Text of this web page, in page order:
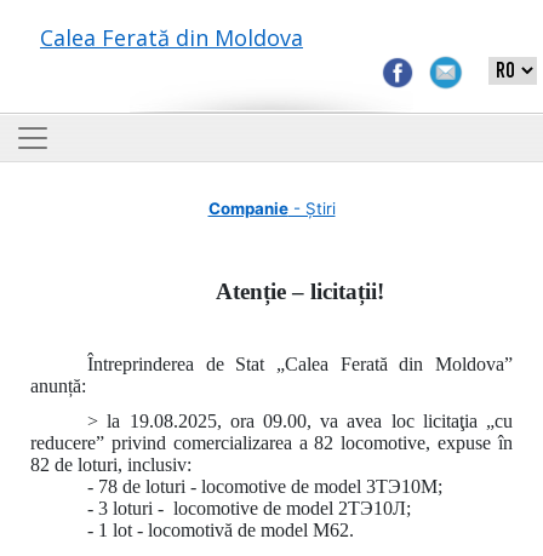
Calea Ferată din Moldova
Companie- Știri
Atenție – licitații!
Întreprinderea de Stat „Calea Ferată din Moldova”
anunță:
> la 19.08.2025, ora 09.00, va avea loc licitaţia „cu
reducere” privind comercializarea a 82 locomotive, expuse în
82 de loturi, inclusiv:
- 78 de loturi - locomotive de model 3ТЭ10М;
- 3 loturi - locomotive de model 2ТЭ10Л;
- 1 lot - locomotivă de model M62.